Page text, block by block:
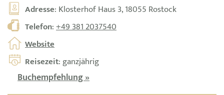
Adresse: Klosterhof Haus 3, 18055 Rostock
Telefon:+49 381 2037540
Website
Reisezeit: ganzjährig
Buchempfehlung »